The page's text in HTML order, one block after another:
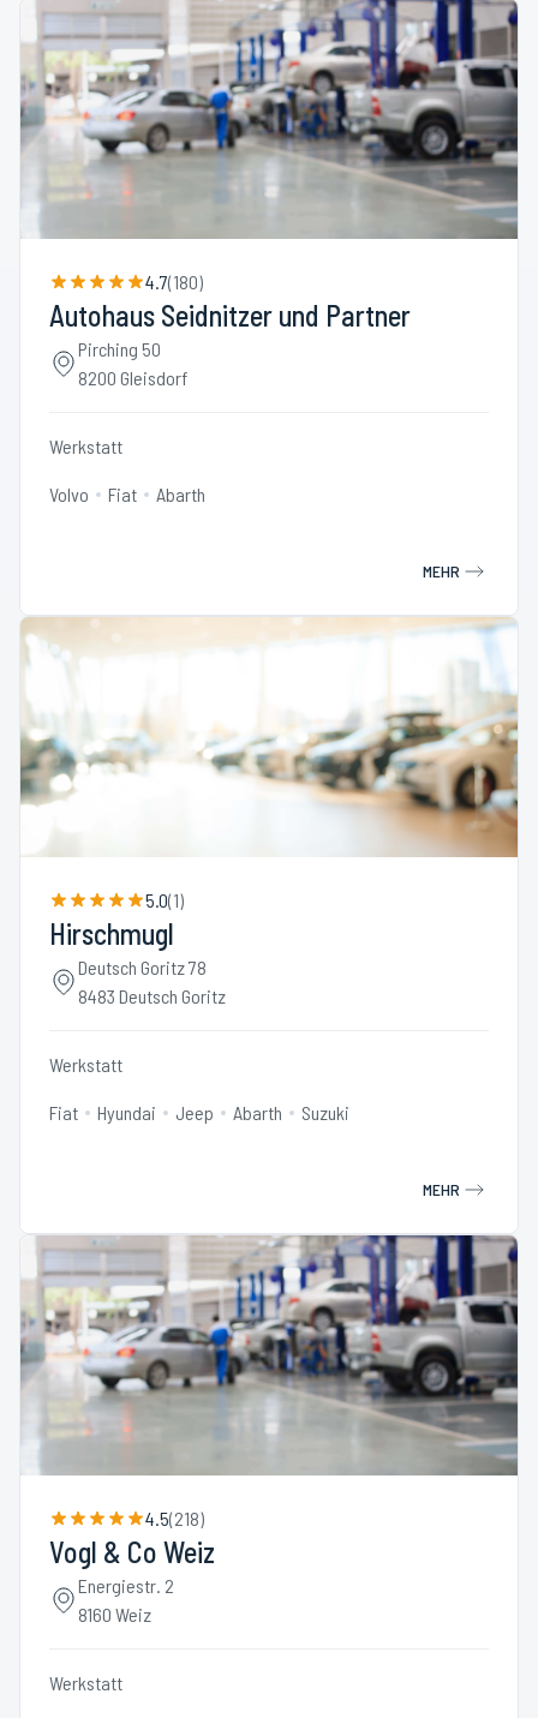
4.7(180)
Autohaus Seidnitzer und Partner
Pirching 50
8200 Gleisdorf
Werkstatt
Volvo Fiat Abarth
MEHR
5.0(1)
Hirschmugl
Deutsch Goritz 78
8483 Deutsch Goritz
Werkstatt
Fiat Hyundai Jeep Abarth Suzuki
MEHR
4.5(218)
Vogl & Co Weiz
Energiestr. 2
8160 Weiz
Werkstatt